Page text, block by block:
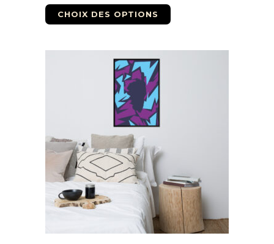
de
48,50 €
à
111,00 €
CHOIX DES OPTIONS
Ce
produit
plusieurs
la
page
du
produit